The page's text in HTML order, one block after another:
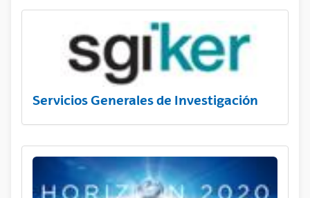
Servicios Generales de Investigación